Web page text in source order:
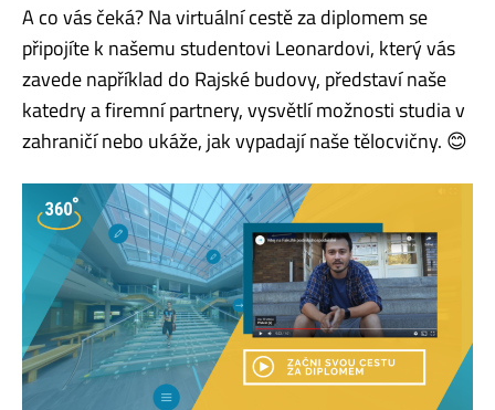
A co vás čeká? Na virtuální cestě za diplomem se
připojíte k našemu studentovi Leonardovi, který vás
zavede například do Rajské budovy, představí naše
katedry a firemní partnery, vysvětlí možnosti studia v
zahraničí nebo ukáže, jak vypadají naše tělocvičny. 😊